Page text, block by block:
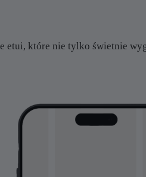
etui, które nie tylko świetnie